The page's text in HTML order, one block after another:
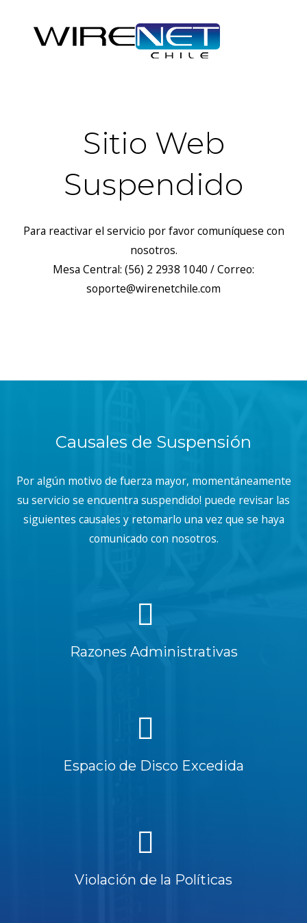
Sitio Web
Suspendido
Para reactivar el servicio por favor comuníquese con
nosotros.
Mesa Central: (56) 2 2938 1040 / Correo:
soporte@wirenetchile.com
Causales de Suspensión
Por algún motivo de fuerza mayor, momentáneamente
su servicio se encuentra suspendido! puede revisar las
siguientes causales y retomarlo una vez que se haya
comunicado con nosotros.
Razones Administrativas
Espacio de Disco Excedida
Violación de la Políticas